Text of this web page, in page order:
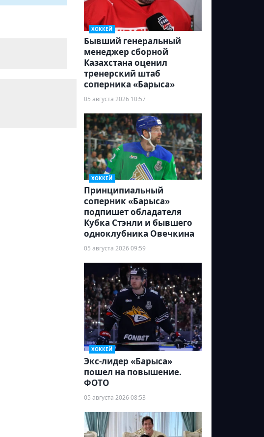
ХОККЕЙ
Бывший генеральный
менеджер сборной
Казахстана оценил
тренерский штаб
соперника «Барыса»
05 августа 2026 10:57
ХОККЕЙ
Принципиальный
соперник «Барыса»
подпишет обладателя
Кубка Стэнли и бывшего
одноклубника Овечкина
05 августа 2026 09:59
ХОККЕЙ
Экс-лидер «Барыса»
пошел на повышение.
ФОТО
05 августа 2026 08:53